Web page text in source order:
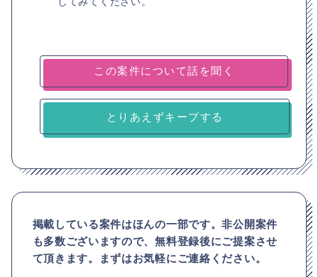
とりあえずキープする
掲載している案件はほんの一部です。非公開案件
も多数ございますので、無料登録後にご提案させ
て頂きます。まずはお気軽にご連絡ください。